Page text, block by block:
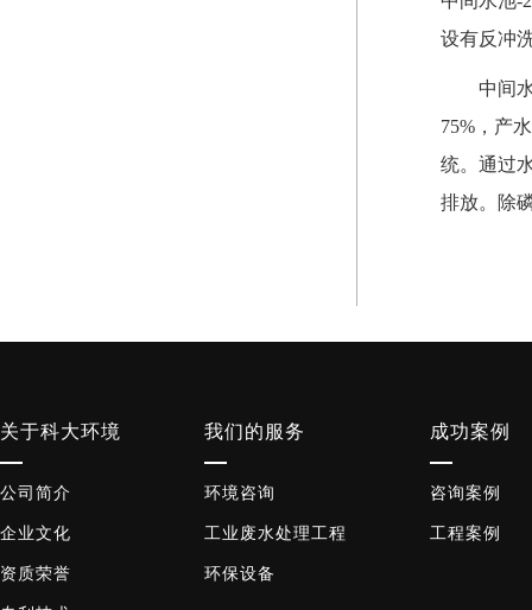
设有反冲
中间
75%，产
统。通过
排放。除
关于科大环境
公司简介
企业文化
资质荣誉
我们的服务
环境咨询
工业废水处理工程
环保设备
成功案例
咨询案例
工程案例